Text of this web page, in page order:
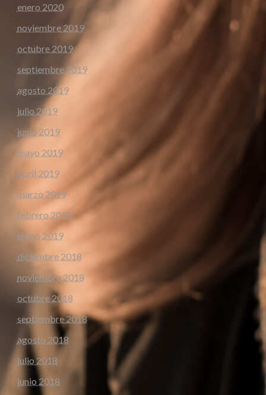
enero 2020
noviembre 2019
octubre 2019
septiembre 2019
agosto 2019
julio 2019
junio 2019
mayo 2019
abril 2019
marzo 2019
febrero 2019
enero 2019
diciembre 2018
noviembre 2018
octubre 2018
septiembre 2018
agosto 2018
julio 2018
junio 2018